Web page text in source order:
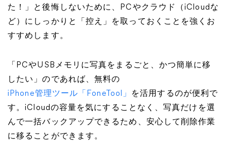
た！」と後悔しないために、PCやクラウド（iCloudな
ど）にしっかりと「控え」を取っておくことを強くお
すすめします。
「PCやUSBメモリに写真をまるごと、かつ簡単に移
したい」のであれば、無料の
iPhone管理ツール「FoneTool」
を活用するのが便利で
す。iCloudの容量を気にすることなく、写真だけを選
んで一括バックアップできるため、安心して削除作業
に移ることができます。